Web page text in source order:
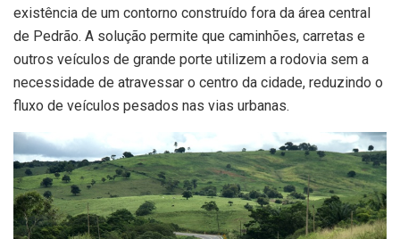
existência de um contorno construído fora da área central
de Pedrão. A solução permite que caminhões, carretas e
outros veículos de grande porte utilizem a rodovia sem a
necessidade de atravessar o centro da cidade, reduzindo o
fluxo de veículos pesados nas vias urbanas.